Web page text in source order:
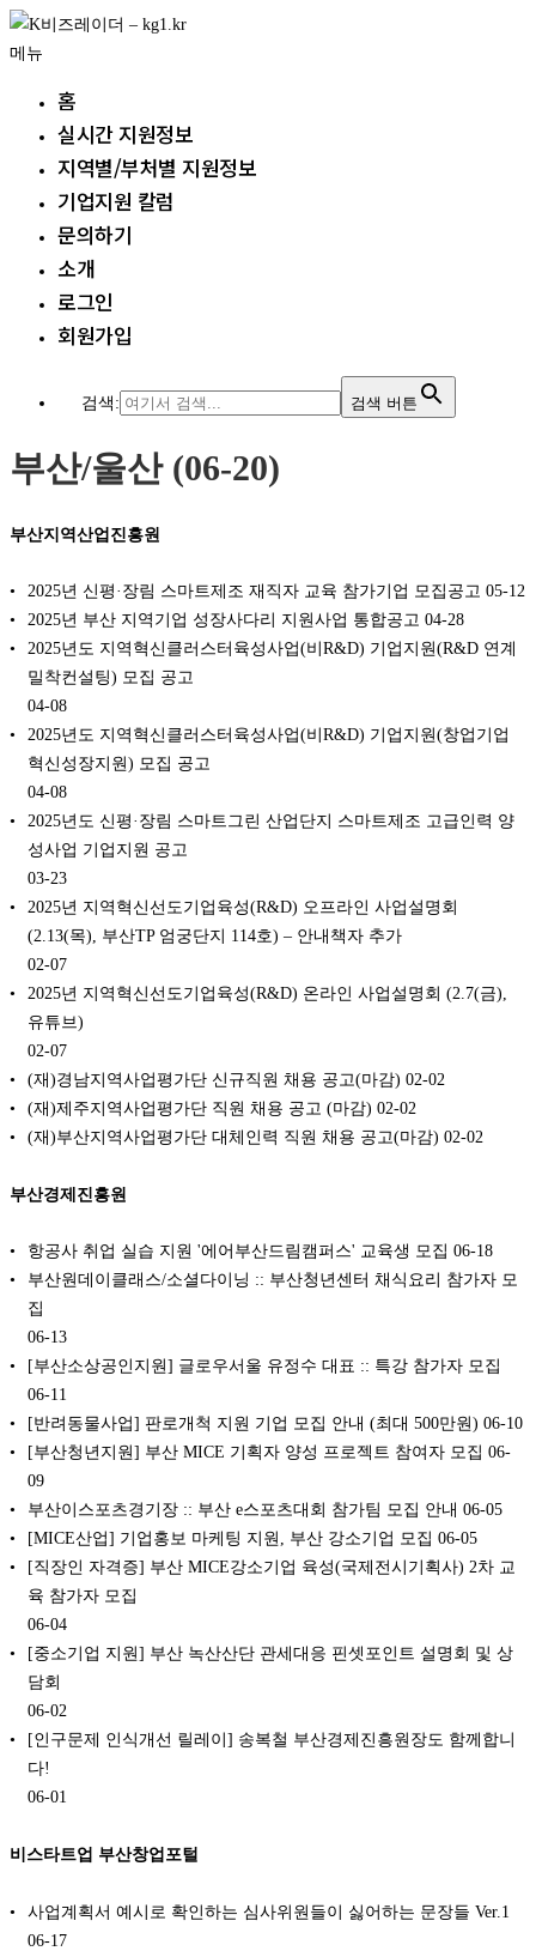
내
용
메뉴
홈
실시간 지원정보
지역별/부처별 지원정보
기업지원 칼럼
문의하기
소개
로그인
회원가입
검색: 검색 버튼
부산/울산 (06-20)
부산지역산업진흥원
2025년 신평·장림 스마트제조 재직자 교육 참가기업 모집공고 05-12
2025년 부산 지역기업 성장사다리 지원사업 통합공고 04-28
2025년도 지역혁신클러스터육성사업(비R&D) 기업지원(R&D 연계
밀착컨설팅) 모집 공고
04-08
2025년도 지역혁신클러스터육성사업(비R&D) 기업지원(창업기업
혁신성장지원) 모집 공고
04-08
2025년도 신평·장림 스마트그린 산업단지 스마트제조 고급인력 양
성사업 기업지원 공고
03-23
2025년 지역혁신선도기업육성(R&D) 오프라인 사업설명회
(2.13(목), 부산TP 엄궁단지 114호) – 안내책자 추가
02-07
2025년 지역혁신선도기업육성(R&D) 온라인 사업설명회 (2.7(금),
유튜브)
02-07
(재)경남지역사업평가단 신규직원 채용 공고(마감) 02-02
(재)제주지역사업평가단 직원 채용 공고 (마감) 02-02
(재)부산지역사업평가단 대체인력 직원 채용 공고(마감) 02-02
부산경제진흥원
항공사 취업 실습 지원 '에어부산드림캠퍼스' 교육생 모집 06-18
부산원데이클래스/소셜다이닝 :: 부산청년센터 채식요리 참가자 모
집
06-13
[부산소상공인지원] 글로우서울 유정수 대표 :: 특강 참가자 모집
06-11
[반려동물사업] 판로개척 지원 기업 모집 안내 (최대 500만원) 06-10
[부산청년지원] 부산 MICE 기획자 양성 프로젝트 참여자 모집 06-
09
부산이스포츠경기장 :: 부산 e스포츠대회 참가팀 모집 안내 06-05
[MICE산업] 기업홍보 마케팅 지원, 부산 강소기업 모집 06-05
[직장인 자격증] 부산 MICE강소기업 육성(국제전시기획사) 2차 교
육 참가자 모집
06-04
[중소기업 지원] 부산 녹산산단 관세대응 핀셋포인트 설명회 및 상
담회
06-02
[인구문제 인식개선 릴레이] 송복철 부산경제진흥원장도 함께합니
다!
06-01
비스타트업 부산창업포털
사업계획서 예시로 확인하는 심사위원들이 싫어하는 문장들 Ver.1
06-17